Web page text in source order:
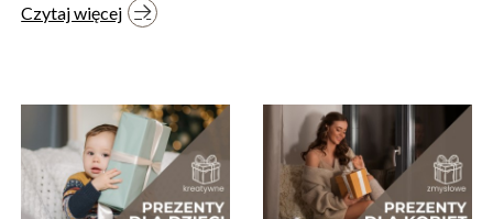
Czytaj więcej